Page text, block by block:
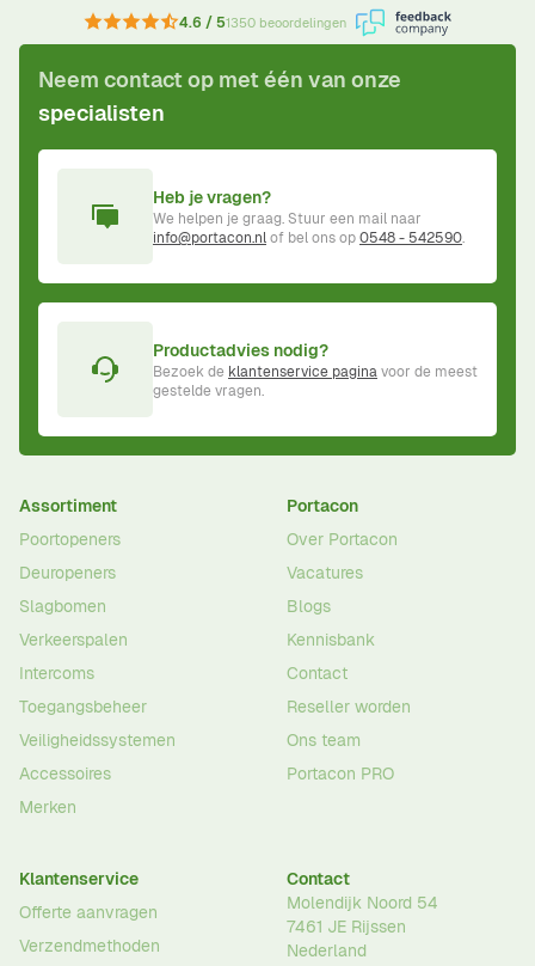
4.6 / 51350 beoordelingen
Neem contact op met één van onze
specialisten
Heb je vragen?
We helpen je graag. Stuur een mail naar
info@portacon.nlof bel ons op0548 - 542590.
Productadvies nodig?
Bezoek de klantenservice paginavoor de meest
gestelde vragen.
Assortiment
Poortopeners
Deuropeners
Slagbomen
Verkeerspalen
Intercoms
Toegangsbeheer
Veiligheidssystemen
Accessoires
Merken
Portacon
Over Portacon
Vacatures
Blogs
Kennisbank
Contact
Reseller worden
Ons team
Portacon PRO
Klantenservice
Offerte aanvragen
Verzendmethoden
Contact
Molendijk Noord 54
7461 JE Rijssen
Nederland